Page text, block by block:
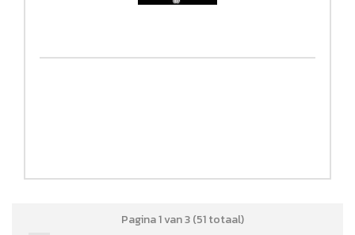
Pagina 1 van 3 (51 totaal)